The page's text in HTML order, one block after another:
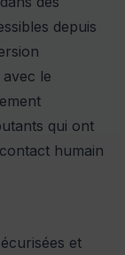
depuis
le
qui ont
humain
et